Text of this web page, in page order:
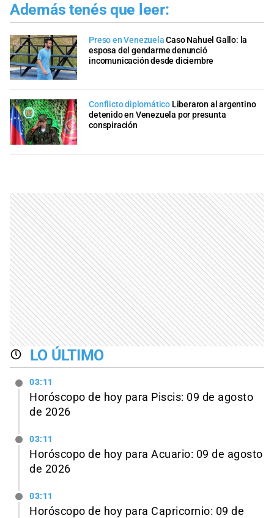
Además tenés que leer:
Preso en Venezuela Caso Nahuel Gallo: la
esposa del gendarme denunció
incomunicación desde diciembre
Conflicto diplomático Liberaron al argentino
detenido en Venezuela por presunta
conspiración
LO ÚLTIMO
03:11
Horóscopo de hoy para Piscis: 09 de agosto
de 2026
03:11
Horóscopo de hoy para Acuario: 09 de agosto
de 2026
03:11
Horóscopo de hoy para Capricornio: 09 de